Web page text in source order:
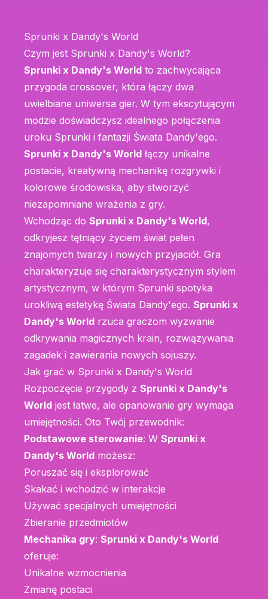
Sprunki x Dandy's World
Czym jest Sprunki x Dandy's World?
Sprunki x Dandy's World to zachwycająca
przygoda crossover, która łączy dwa
uwielbiane uniwersa gier. W tym ekscytującym
modzie doświadczysz idealnego połączenia
uroku Sprunki i fantazji Świata Dandy'ego.
Sprunki x Dandy's World łączy unikalne
postacie, kreatywną mechanikę rozgrywki i
kolorowe środowiska, aby stworzyć
niezapomniane wrażenia z gry.
Wchodząc do Sprunki x Dandy's World,
odkryjesz tętniący życiem świat pełen
znajomych twarzy i nowych przyjaciół. Gra
charakteryzuje się charakterystycznym stylem
artystycznym, w którym Sprunki spotyka
urokliwą estetykę Świata Dandy'ego. Sprunki x
Dandy's World rzuca graczom wyzwanie
odkrywania magicznych krain, rozwiązywania
zagadek i zawierania nowych sojuszy.
Jak grać w Sprunki x Dandy's World
Rozpoczęcie przygody z Sprunki x Dandy's
World jest łatwe, ale opanowanie gry wymaga
umiejętności. Oto Twój przewodnik:
Podstawowe sterowanie: W Sprunki x
Dandy's World możesz:
Poruszać się i eksplorować
Skakać i wchodzić w interakcje
Używać specjalnych umiejętności
Zbieranie przedmiotów
Mechanika gry: Sprunki x Dandy's World
oferuje:
Unikalne wzmocnienia
Zmianę postaci